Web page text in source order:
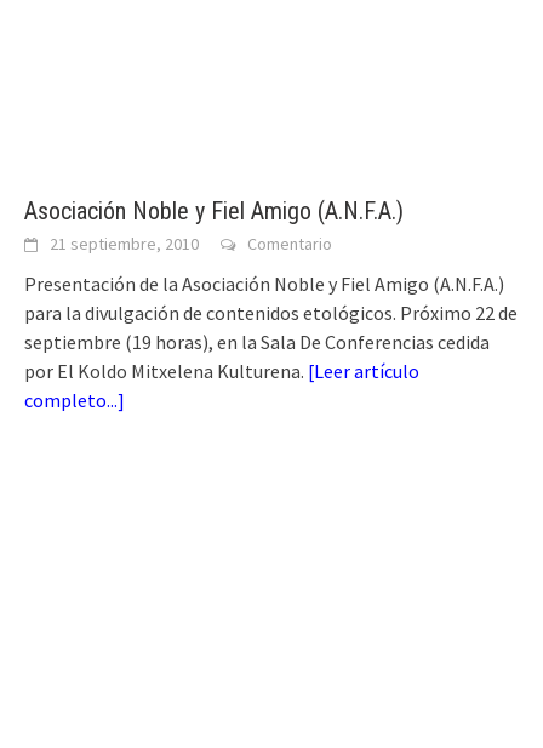
Asociación Noble y Fiel Amigo (A.N.F.A.)
21 septiembre, 2010 Comentario
Presentación de la Asociación Noble y Fiel Amigo (A.N.F.A.)
para la divulgación de contenidos etológicos. Próximo 22 de
septiembre (19 horas), en la Sala De Conferencias cedida
por El Koldo Mitxelena Kulturena. [Leer artículo
completo...]